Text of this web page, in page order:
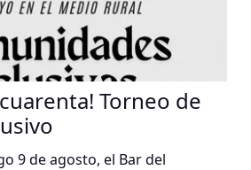
Torneo de
9 de agosto, el Bar del